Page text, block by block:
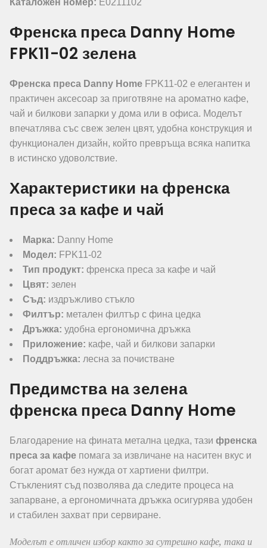
Каталожен номер: E0211102
Френска преса Danny Home
FPK11-02 зелена
Френска преса Danny Home FPK11-02 е елегантен и
практичен аксесоар за приготвяне на ароматно кафе,
чай и билкови запарки у дома или в офиса. Моделът
впечатлява със свеж зелен цвят, удобна конструкция и
функционален дизайн, който превръща всяка напитка
в истинско удоволствие.
Характеристики на френска
преса за кафе и чай
Марка: Danny Home
Модел: FPK11-02
Тип продукт: френска преса за кафе и чай
Цвят: зелен
Съд: издръжливо стъкло
Филтър: метален филтър с фина цедка
Дръжка: удобна ергономична дръжка
Приложение: кафе, чай и билкови запарки
Поддръжка: лесна за почистване
Предимства на зелена
френска преса Danny Home
Благодарение на фината метална цедка, тази френска
преса за кафе помага за извличане на наситен вкус и
богат аромат без нужда от хартиени филтри.
Стъкленият съд позволява да следите процеса на
запарване, а ергономичната дръжка осигурява удобен
и стабилен захват при сервиране.
Моделът е отличен избор както за сутрешно кафе, така и